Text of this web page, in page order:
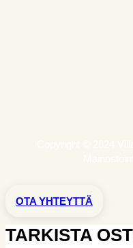
OTA YHTEYTTÄ
TARKISTA